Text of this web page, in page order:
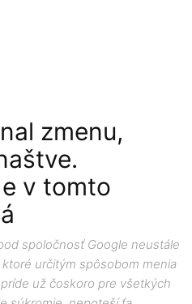
zmenu,
v tomto
spoločnosť Google neustále
určitým spôsobom menia
už čoskoro pre všetkých